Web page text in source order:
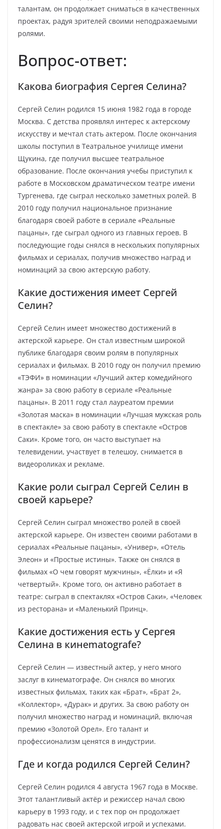
талантам, он продолжает сниматься в качественных
проектах, радуя зрителей своими неподражаемыми
ролями.
Вопрос-ответ:
Какова биография Сергея Селина?
Сергей Селин родился 15 июня 1982 года в городе
Москва. С детства проявлял интерес к актерскому
искусству и мечтал стать актером. После окончания
школы поступил в Театральное училище имени
Щукина, где получил высшее театральное
образование. После окончания учебы приступил к
работе в Московском драматическом театре имени
Тургенева, где сыграл несколько заметных ролей. В
2010 году получил национальное признание
благодаря своей работе в сериале «Реальные
пацаны», где сыграл одного из главных героев. В
последующие годы снялся в нескольких популярных
фильмах и сериалах, получив множество наград и
номинаций за свою актерскую работу.
Какие достижения имеет Сергей
Селин?
Сергей Селин имеет множество достижений в
актерской карьере. Он стал известным широкой
публике благодаря своим ролям в популярных
сериалах и фильмах. В 2010 году он получил премию
«ТЭФИ» в номинации «Лучший актер комедийного
жанра» за свою работу в сериале «Реальные
пацаны». В 2011 году стал лауреатом премии
«Золотая маска» в номинации «Лучшая мужская роль
в спектакле» за свою работу в спектакле «Остров
Саки». Кроме того, он часто выступает на
телевидении, участвует в телешоу, снимается в
видеороликах и рекламе.
Какие роли сыграл Сергей Селин в
своей карьере?
Сергей Селин сыграл множество ролей в своей
актерской карьере. Он известен своими работами в
сериалах «Реальные пацаны», «Универ», «Отель
Элеон» и «Простые истины». Также он снялся в
фильмах «О чем говорят мужчины», «Ёлки» и «Я
четвертый». Кроме того, он активно работает в
театре: сыграл в спектаклях «Остров Саки», «Человек
из ресторана» и «Маленький Принц».
Какие достижения есть у Сергея
Селина в кинematografе?
Сергей Селин — известный актер, у него много
заслуг в кинематографе. Он снялся во многих
известных фильмах, таких как «Брат», «Брат 2»,
«Коллектор», «Дурак» и других. За свою работу он
получил множество наград и номинаций, включая
премию «Золотой Орел». Его талант и
профессионализм ценятся в индустрии.
Где и когда родился Сергей Селин?
Сергей Селин родился 4 августа 1967 года в Москве.
Этот талантливый актёр и режиссер начал свою
карьеру в 1993 году, и с тех пор он продолжает
радовать нас своей актерской игрой и успехами.